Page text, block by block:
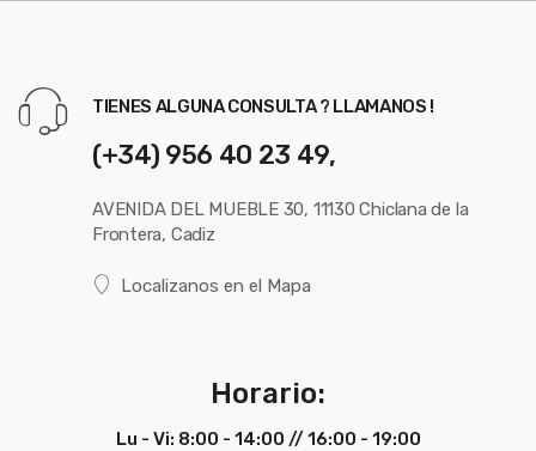
TIENES ALGUNA CONSULTA ? LLAMANOS !
(+34) 956 40 23 49,
AVENIDA DEL MUEBLE 30, 11130 Chiclana de la
Frontera, Cadiz
Localizanos en el Mapa
Horario:
Lu - Vi: 8:00 - 14:00 // 16:00 - 19:00